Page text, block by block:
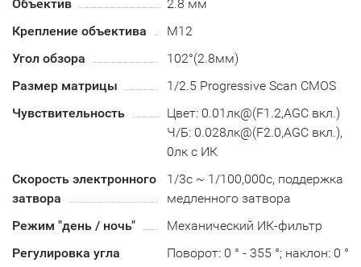
Объектив
2.8 мм
Крепление объектива
М12
Угол обзора
102°(2.8мм)
Размер матрицы
1/2.5 Progressive Scan CMOS
Чувствительность
Цвет: 0.01лк@(F1.2,AGC вкл.)
Ч/Б: 0.028лк@(F2.0,AGC вкл.),
0лк с ИК
Скорость электронного
затвора
1/3с ~ 1/100,000с, поддержка
медленного затвора
Режим "день / ночь"
Механический ИК-фильтр
Регулировка угла
Поворот: 0 ° - 355 °; наклон: 0 °